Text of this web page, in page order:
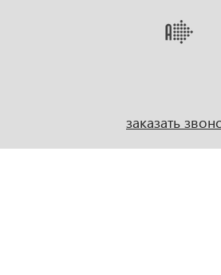
заказать